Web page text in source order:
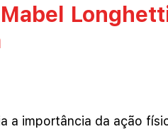
a importância da ação